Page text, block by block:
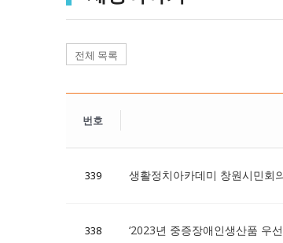
전체 목록
번호
339 생활정치아카데미 창원시민회
338 ‘2023년 중증장애인생산품 우